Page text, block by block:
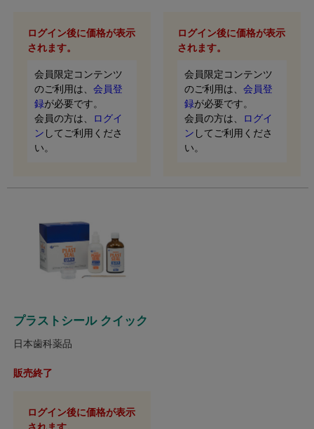
ログイン後に価格が表示
されます。
会員限定コンテンツ
のご利用は、 会員登
録が必要です。
会員の方は、
ログイ
ン してご利用くださ
い。
ログイン後に価格が表示
されます。
会員限定コンテンツ
のご利用は、 会員登
録が必要です。
会員の方は、
ログイ
ン してご利用くださ
い。
プラストシール クイック
日本歯科薬品
販売終了
ログイン後に価格が表示